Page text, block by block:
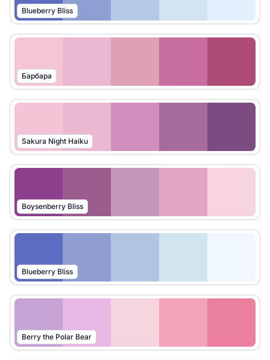
Blueberry Bliss
Барбара
Sakura Night Haiku
Boysenberry Bliss
Blueberry Bliss
Berry the Polar Bear